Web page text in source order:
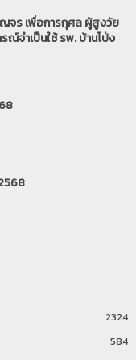
จร เพื่อการกุศล ผู้สูงวัย
จำเป็นใช้ รพ. บ้านโป่ง
2324
584